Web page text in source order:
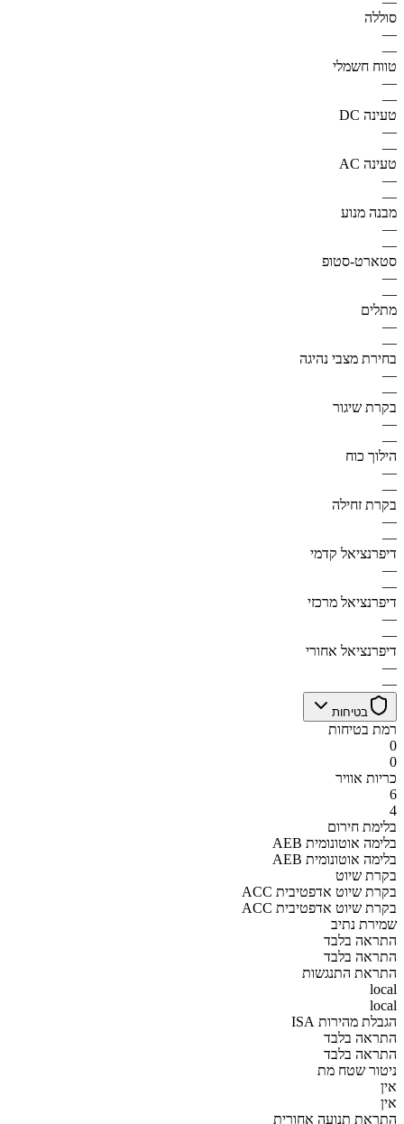
סוללה
—
—
טווח חשמלי
—
—
טעינה DC
—
—
טעינה AC
—
—
מבנה מנוע
—
—
סטארט-סטופ
—
—
מתלים
—
—
בחירת מצבי נהיגה
—
—
בקרת שיגור
—
—
הילוך כוח
—
—
בקרת זחילה
—
—
דיפרנציאל קדמי
—
—
דיפרנציאל מרכזי
—
—
דיפרנציאל אחורי
—
—
בטיחות
רמת בטיחות
0
0
כריות אוויר
6
4
בלימת חירום
AEB בלימה אוטונומית
AEB בלימה אוטונומית
בקרת שיוט
ACC בקרת שיוט אדפטיבית
ACC בקרת שיוט אדפטיבית
שמירת נתיב
התראה בלבד
התראה בלבד
התראת התנגשות
local
local
הגבלת מהירות ISA
התראה בלבד
התראה בלבד
ניטור שטח מת
אין
אין
התראת תנועה אחורית